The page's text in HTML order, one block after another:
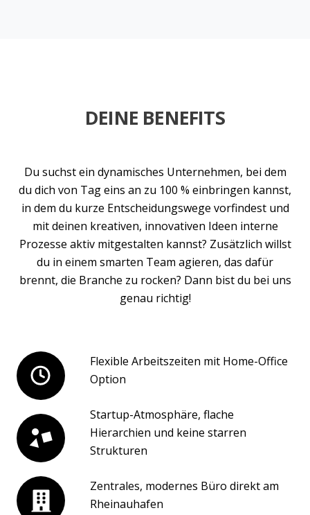
DEINE BENEFITS
Du suchst ein dynamisches Unternehmen, bei dem
du dich von Tag eins an zu 100 % einbringen kannst,
in dem du kurze Entscheidungswege vorfindest und
mit deinen kreativen, innovativen Ideen interne
Prozesse aktiv mitgestalten kannst? Zusätzlich willst
du in einem smarten Team agieren, das dafür
brennt, die Branche zu rocken? Dann bist du bei uns
genau richtig!
Flexible Arbeitszeiten mit Home-Office
Option
Startup-Atmosphäre, flache
Hierarchien und keine starren
Strukturen
Zentrales, modernes Büro direkt am
Rheinauhafen